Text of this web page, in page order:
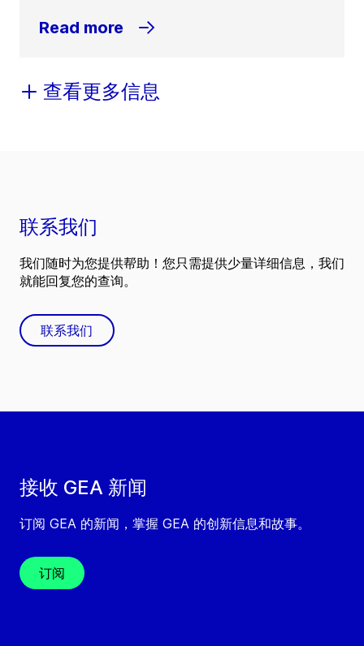
Read more
查看更多信息
接收 GEA 新闻
订阅 GEA 的新闻，掌握 GEA 的创新信息和故事。
订阅
联系我们
我们随时为您提供帮助！您只需提供少量详细信息，我们
就能回复您的查询。
联系我们